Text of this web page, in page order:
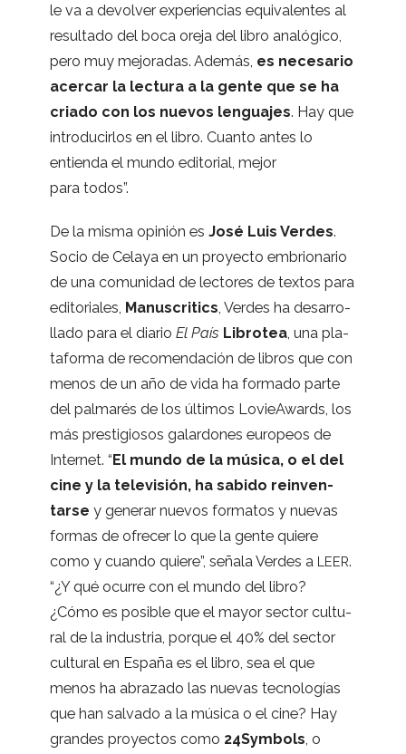
le va a devol­ver expe­rien­cias equi­va­len­tes al
resul­tado del boca oreja del libro analó­gico,
pero muy mejo­ra­das. Ade­más, es nece­sa­rio
acer­car la lec­tura a la gente que se ha
criado con los nue­vos len­gua­jes. Hay que
intro­du­cir­los en el libro. Cuanto antes lo
entienda el mundo edi­to­rial, mejor
para todos”.
De la misma opi­nión es José Luis Ver­des.
Socio de Celaya en un pro­yecto embrio­na­rio
de una comu­ni­dad de lec­to­res de tex­tos para
edi­to­ria­les, Manus­cri­tics , Ver­des ha desa­rro­
llado para el dia­rio El País Libro­tea, una pla­
ta­forma de reco­men­da­ción de libros que con
menos de un año de vida ha for­mado parte
del pal­ma­rés de los últi­mos LovieA­wards, los
más pres­ti­gio­sos galar­do­nes euro­peos de
Inter­net. “El mundo de la música, o el del
cine y la tele­vi­sión, ha sabido rein­ven­
tarse y gene­rar nue­vos for­ma­tos y nue­vas
for­mas de ofre­cer lo que la gente quiere
como y cuando quiere”, señala Ver­des a LEER.
“¿Y qué ocu­rre con el mundo del libro?
¿Cómo es posi­ble que el mayor sec­tor cul­tu­
ral de la indus­tria, por­que el 40% del sec­tor
cul­tu­ral en España es el libro, sea el que
menos ha abra­zado las nue­vas tec­no­lo­gías
que han sal­vado a la música o el cine? Hay
gran­des pro­yec­tos como 24Symbols , o